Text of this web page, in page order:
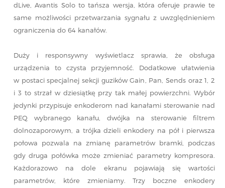
dLive, Avantis Solo to tańsza wersja, która oferuje prawie te
same możliwości przetwarzania sygnału z uwzględnieniem
ograniczenia do 64 kanałów.
Duży i responsywny wyświetlacz sprawia, że obsługa
urządzenia to czysta przyjemność. Dodatkowe ułatwienia
w postaci specjalnej sekcji guzików Gain, Pan, Sends oraz 1, 2
i 3 to strzał w dziesiątkę przy tak małej powierzchni. Wybór
jedynki przypisuje enkoderom nad kanałami sterowanie nad
PEQ wybranego kanału, dwójka na sterowanie filtrem
dolnozaporowym, a trójka dzieli enkodery na pół i pierwsza
połowa pozwala na zmianę parametrów bramki, podczas
gdy druga połówka może zmieniać parametry kompresora.
Każdorazowo na dole ekranu pojawiają się wartości
parametrów, które zmieniamy. Trzy boczne enkodery